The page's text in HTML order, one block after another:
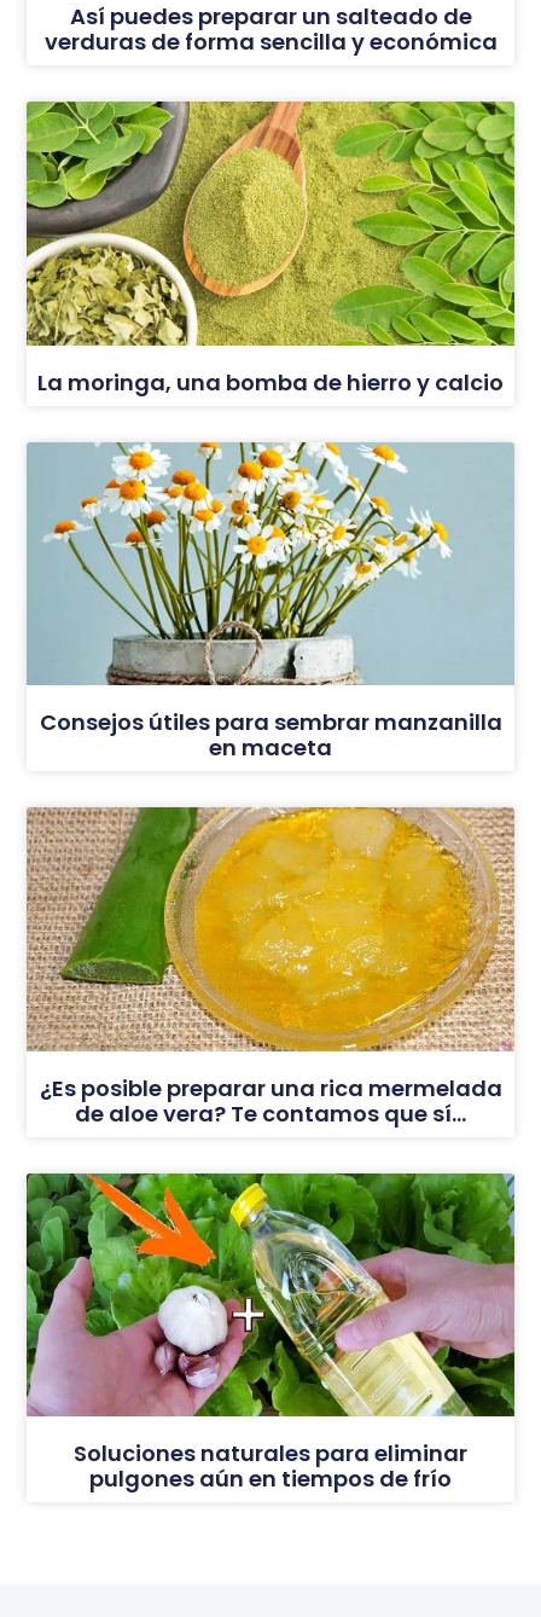
Así puedes preparar un salteado de
verduras de forma sencilla y económica
La moringa, una bomba de hierro y calcio
Consejos útiles para sembrar manzanilla
en maceta
¿Es posible preparar una rica mermelada
de aloe vera? Te contamos que sí…
Soluciones naturales para eliminar
pulgones aún en tiempos de frío